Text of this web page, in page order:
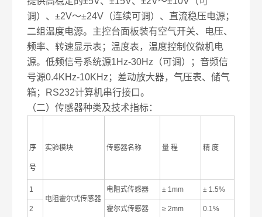
调）、±2V～±24V（连续可调）、直流稳压电源；
二组温度电源。主控台面板装有空气开关、电压、
频率、转速显示表；温度表，温度控制仪微机电
源。低频信号系统源1Hz-30Hz（可调）；音频信
号源0.4KHz-10KHz；差动放大器，气压表、储气
箱；RS232计算机串行接口。
（二）传感器种类及技术指标：
序
号
实验模块 传感器名称 量 程 精 度
1
电阻霍尔式传感器
电阻式传感器 ± 1mm ± 1.5%
2 霍尔式传感器 ≥ 2mm 0.1%